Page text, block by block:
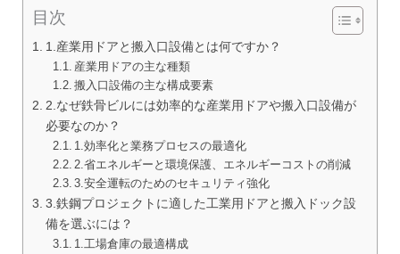
目次
1.産業用ドアと搬入口設備とは何ですか？
産業用ドアの主な種類
搬入口設備の主な構成要素
2.なぜ鉄骨ビルには効率的な産業用ドアや搬入口設備が
必要なのか？
1.効率化と業務プロセスの最適化
2.省エネルギーと環境保護、エネルギーコストの削減
3.安全運転のためのセキュリティ強化
3.鉄鋼プロジェクトに適した工業用ドアと搬入ドック設
備を選ぶには？
1.工場倉庫の最適構成